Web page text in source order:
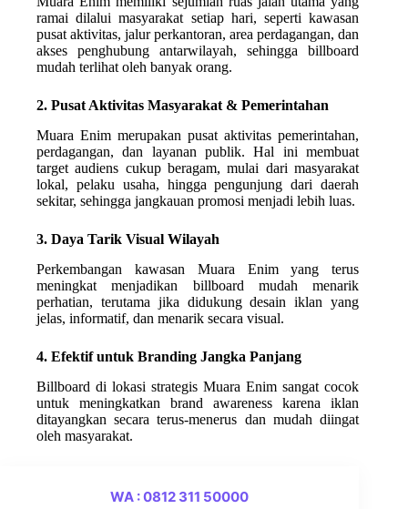
ramai dilalui masyarakat setiap hari, seperti kawasan
pusat aktivitas, jalur perkantoran, area perdagangan, dan
akses penghubung antarwilayah, sehingga billboard
mudah terlihat oleh banyak orang.
2. Pusat Aktivitas Masyarakat & Pemerintahan
Muara Enim merupakan pusat aktivitas pemerintahan,
perdagangan, dan layanan publik. Hal ini membuat
target audiens cukup beragam, mulai dari masyarakat
lokal, pelaku usaha, hingga pengunjung dari daerah
sekitar, sehingga jangkauan promosi menjadi lebih luas.
3. Daya Tarik Visual Wilayah
Perkembangan kawasan Muara Enim yang terus
meningkat menjadikan billboard mudah menarik
perhatian, terutama jika didukung desain iklan yang
jelas, informatif, dan menarik secara visual.
4. Efektif untuk Branding Jangka Panjang
Billboard di lokasi strategis Muara Enim sangat cocok
untuk meningkatkan brand awareness karena iklan
ditayangkan secara terus-menerus dan mudah diingat
oleh masyarakat.
WA : 0812 311 50000